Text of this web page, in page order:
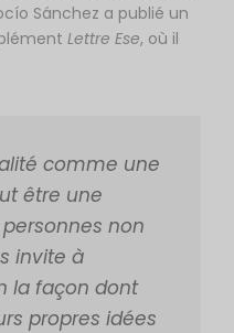
Sánchez a publié un
Lettre Ese, où il
comme une
être une
non
invite à
la façon dont
propres idées